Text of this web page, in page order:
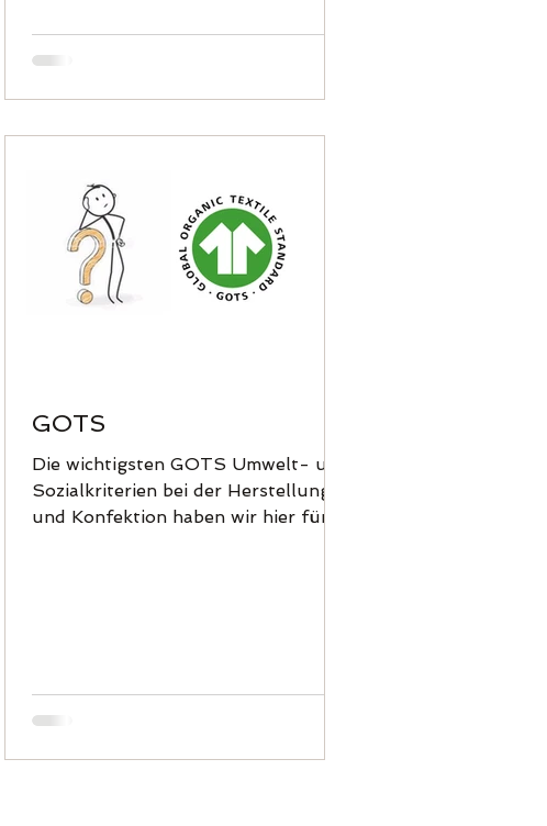
GOTS
Die wichtigsten GOTS Umwelt- und
Sozialkriterien bei der Herstellung
und Konfektion haben wir hier für